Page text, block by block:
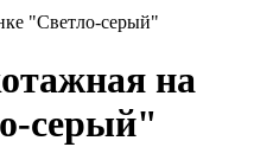
"Светло-серый"
на
серый"